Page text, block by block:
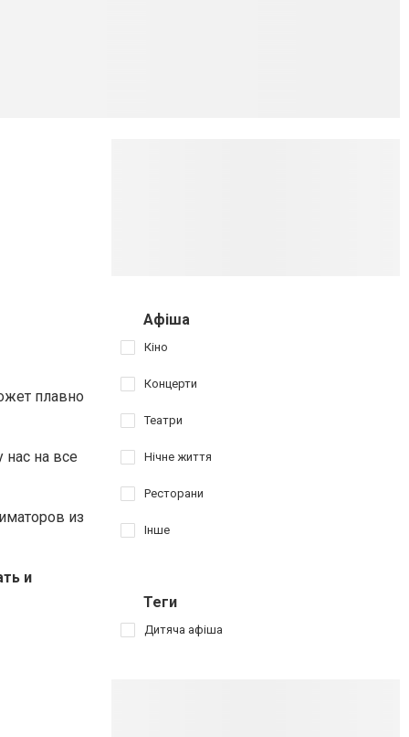
плавно
нас на все
из
и
Афіша
Кіно
Концерти
Театри
Нічне життя
Ресторани
Інше
Теги
Дитяча афіша